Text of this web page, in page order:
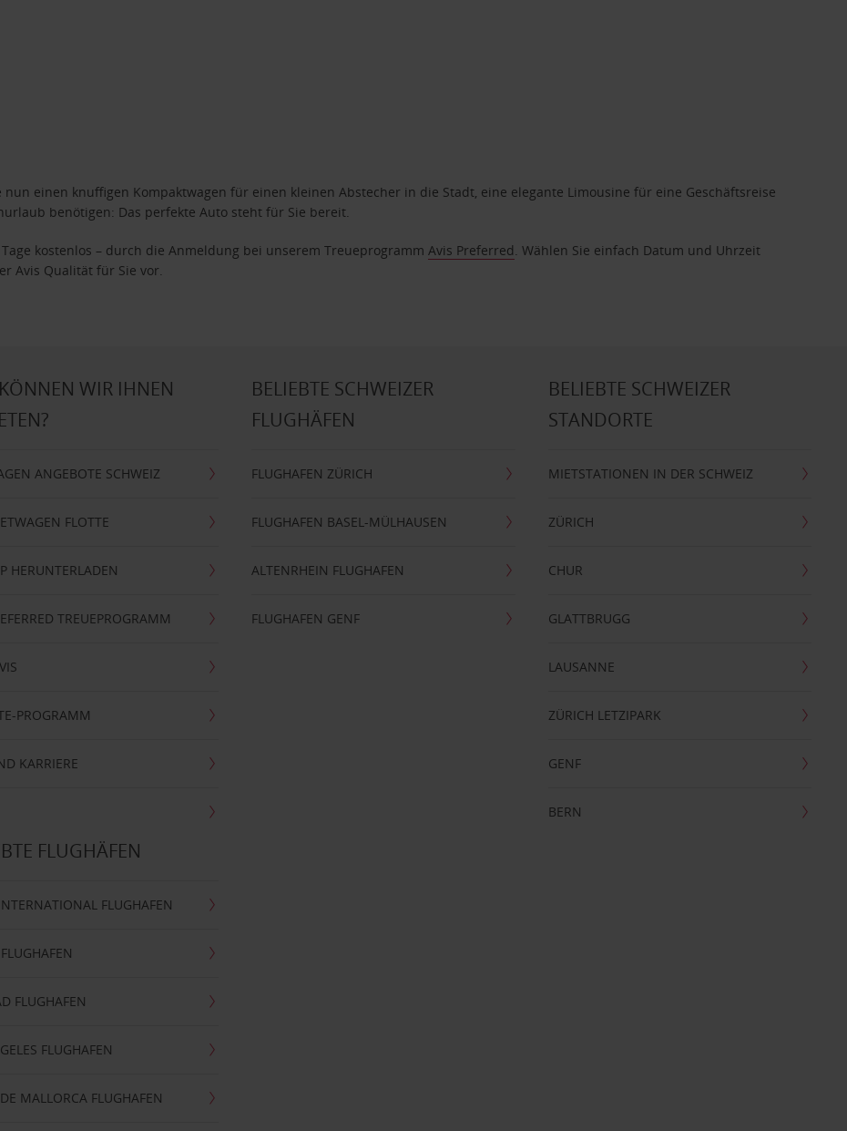
einen knuffigen Kompaktwagen für einen kleinen Abstecher in die Stadt, eine elegante Limousine für eine Geschäftsreise
benötigen: Das perfekte Auto steht für Sie bereit.
kostenlos – durch die Anmeldung bei unserem TreueprogrammAvis Preferred. Wählen Sie einfach Datum und Uhrzeit
Avis Qualität für Sie vor.
WIR IHNEN
ANGEBOTE SCHWEIZ
FLOTTE
HERUNTERLADEN
TREUEPROGRAMM
PROGRAMM
KARRIERE
BELIEBTE SCHWEIZER
FLUGHÄFEN
FLUGHAFEN ZÜRICH
FLUGHAFEN BASEL-MÜLHAUSEN
ALTENRHEIN FLUGHAFEN
FLUGHAFEN GENF
BELIEBTE SCHWEIZER
STANDORTE
MIETSTATIONEN IN DER SCHWEIZ
ZÜRICH
CHUR
GLATTBRUGG
LAUSANNE
ZÜRICH LETZIPARK
GENF
BERN
FLUGHÄFEN
FLUGHAFEN
FLUGHAFEN
FLUGHAFEN
MALLORCA FLUGHAFEN